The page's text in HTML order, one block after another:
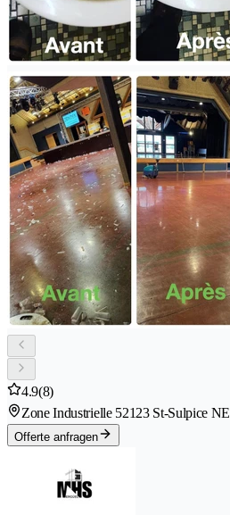
4.9(8)
Zone Industrielle 52123 St-Sulpice NE
Offerte anfragen